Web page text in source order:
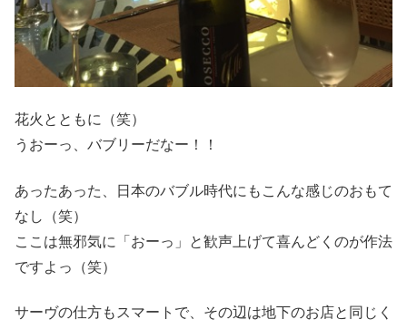
花火とともに（笑）
うおーっ、バブリーだなー！！
あったあった、日本のバブル時代にもこんな感じのおもて
なし（笑）
ここは無邪気に「おーっ」と歓声上げて喜んどくのが作法
ですよっ（笑）
サーヴの仕方もスマートで、その辺は地下のお店と同じく